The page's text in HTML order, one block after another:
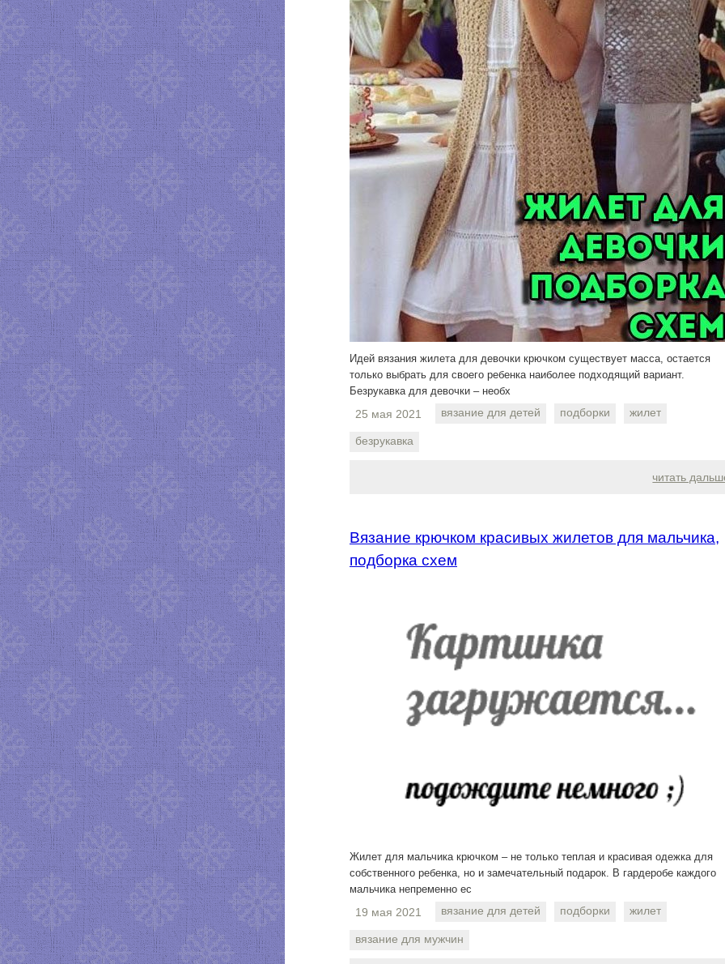
Идей вязания жилета для девочки крючком существует масса, остается
только выбрать для своего ребенка наиболее подходящий вариант.
Безрукавка для девочки – необх
25 мая 2021 вязание для детей подборки жилет
безрукавка
читать
Вязание крючком красивых жилетов для мальчика,
подборка схем
Жилет для мальчика крючком – не только теплая и красивая одежка для
собственного ребенка, но и замечательный подарок. В гардеробе каждого
мальчика непременно ес
19 мая 2021 вязание для детей подборки жилет
вязание для мужчин